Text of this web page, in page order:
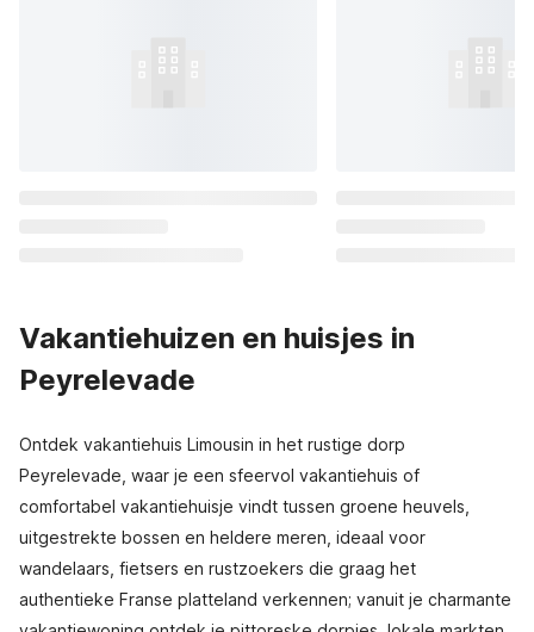
Vakantiehuizen en huisjes in
Peyrelevade
Ontdek vakantiehuis Limousin in het rustige dorp
Peyrelevade, waar je een sfeervol vakantiehuis of
comfortabel vakantiehuisje vindt tussen groene heuvels,
uitgestrekte bossen en heldere meren, ideaal voor
wandelaars, fietsers en rustzoekers die graag het
authentieke Franse platteland verkennen; vanuit je charmante